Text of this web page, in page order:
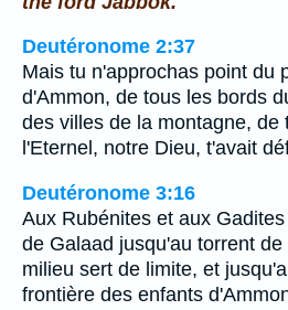
Deutéronome 2:37
Mais tu n'approchas point du
d'Ammon, de tous les bords
des villes de la montagne, de
l'Eternel, notre Dieu, t'avait
Deutéronome 3:16
Aux Rubénites et aux
de Galaad jusqu'au torrent
milieu sert de limite, et
frontière des enfants